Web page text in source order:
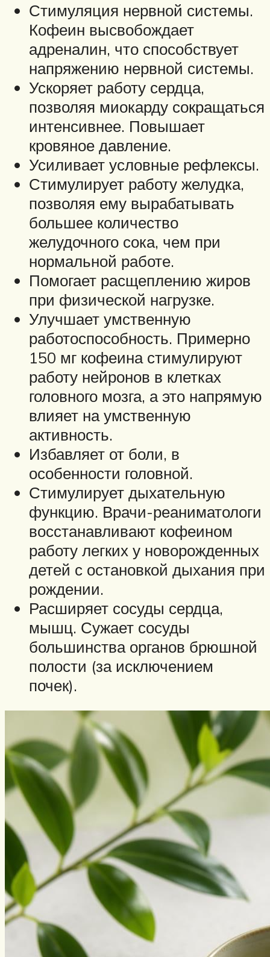
Стимуляция нервной системы.
Кофеин высвобождает
адреналин, что способствует
напряжению нервной системы.
Ускоряет работу сердца,
позволяя миокарду сокращаться
интенсивнее. Повышает
кровяное давление.
Усиливает условные рефлексы.
Стимулирует работу желудка,
позволяя ему вырабатывать
большее количество
желудочного сока, чем при
нормальной работе.
Помогает расщеплению жиров
при физической нагрузке.
Улучшает умственную
работоспособность. Примерно
150 мг кофеина стимулируют
работу нейронов в клетках
головного мозга, а это напрямую
влияет на умственную
активность.
Избавляет от боли, в
особенности головной.
Стимулирует дыхательную
функцию. Врачи-реаниматологи
восстанавливают кофеином
работу легких у новорожденных
детей с остановкой дыхания при
рождении.
Расширяет сосуды сердца,
мышц. Сужает сосуды
большинства органов брюшной
полости (за исключением
почек).